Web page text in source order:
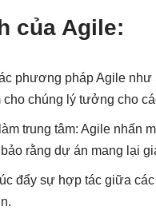
của Agile:
phương pháp Agile
cho chúng lý tưởng cho
trung tâm: Agile nhấn
rằng dự án mang lại
đẩy sự hợp tác giữa